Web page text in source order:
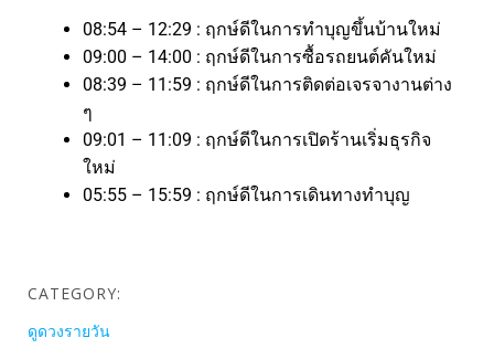
08:54 – 12:29 : ฤกษ์ดีในการทำบุญขึ้นบ้านใหม่
09:00 – 14:00 : ฤกษ์ดีในการซื้อรถยนต์คันใหม่
08:39 – 11:59 : ฤกษ์ดีในการติดต่อเจรจางานต่าง
ๆ
09:01 – 11:09 : ฤกษ์ดีในการเปิดร้านเริ่มธุรกิจ
ใหม่
05:55 – 15:59 : ฤกษ์ดีในการเดินทางทำบุญ
CATEGORY:
ดูดวงรายวัน